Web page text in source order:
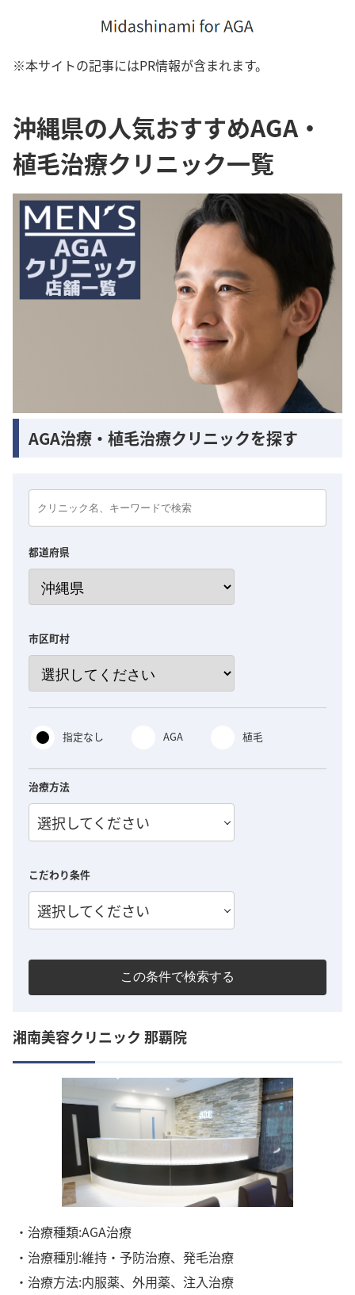
※本サイトの記事にはPR情報が含まれます。
沖縄県の人気おすすめAGA・
植毛治療クリニック一覧
AGA治療・植毛治療クリニックを探す
都道府県
市区町村
指定なし AGA 植毛
治療方法
選択してください
こだわり条件
選択してください
この条件で検索する
湘南美容クリニック 那覇院
・治療種類:AGA治療
・治療種別:維持・予防治療、発毛治療
・治療方法:内服薬、外用薬、注入治療